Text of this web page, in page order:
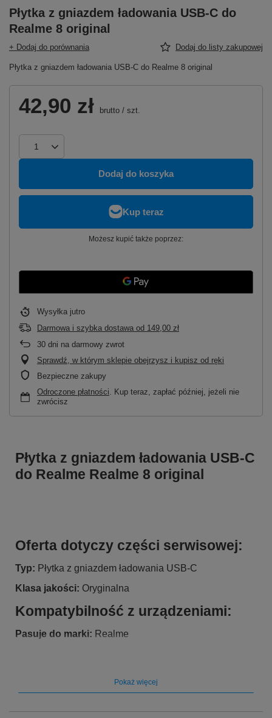
Płytka z gniazdem ładowania USB-C do
Realme 8 original
+ Dodaj do porównania Dodaj do listy zakupowej
Płytka z gniazdem ładowania USB-C do Realme 8 original
42,90 zł brutto / szt.
Dodaj do koszyka
Możesz kupić także poprzez:
Wysyłka jutro
Darmowa i szybka dostawa od 149,00 zł
30 dni na darmowy zwrot
Sprawdź, w którym sklepie obejrzysz i kupisz od ręki
Bezpieczne zakupy
Odroczone płatności . Kup teraz, zapłać później, jeżeli nie
zwrócisz
Płytka z gniazdem ładowania USB-C
do Realme Realme 8 original
Oferta dotyczy części serwisowej:
Typ: Płytka z gniazdem ładowania USB-C
Klasa jakości: Oryginalna
Kompatybilność z urządzeniami:
Pasuje do marki: Realme
Pokaż więcej